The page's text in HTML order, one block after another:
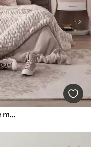
Fint, luftigt fjer i en ferskenrosa tåge med glans